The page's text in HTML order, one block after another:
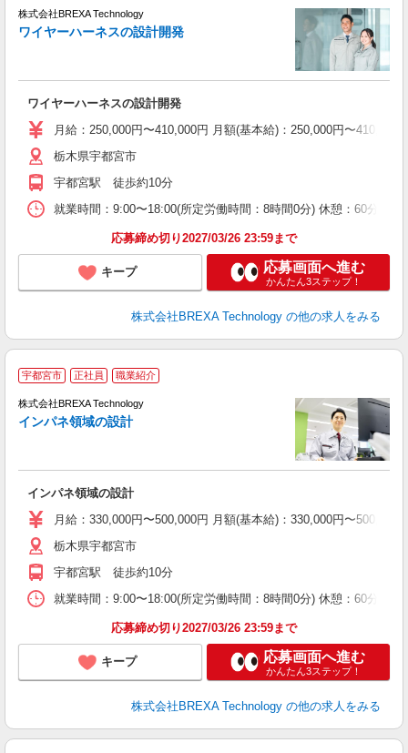
株式会社BREXA Technology
ワイヤーハーネスの設計開発
ワイヤーハーネスの設計開発
月給：250,000円〜410,000円 月額(基本給)：250,000円〜
栃木県宇都宮市
宇都宮駅 徒歩約10分
就業時間：9:00〜18:00(所定労働時間：8時間0分) 休憩：60分 時
応募締め切り2027/03/26 23:59まで
キープ 応募画面へ進む
かんたん3ステップ！
株式会社BREXA Technology の他の求人をみる
宇都宮市 正社員 職業紹介
株式会社BREXA Technology
インパネ領域の設計
インパネ領域の設計
月給：330,000円〜500,000円 月額(基本給)：330,000円〜
栃木県宇都宮市
宇都宮駅 徒歩約10分
就業時間：9:00〜18:00(所定労働時間：8時間0分) 休憩：60分 時
応募締め切り2027/03/26 23:59まで
キープ 応募画面へ進む
かんたん3ステップ！
株式会社BREXA Technology の他の求人をみる